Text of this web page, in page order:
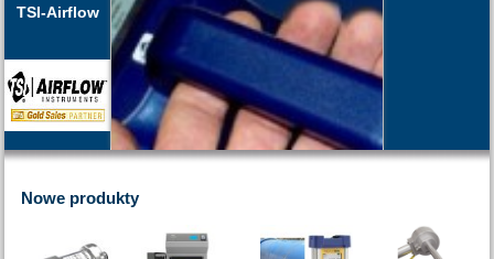
TSI-Airflow
Nowe produkty